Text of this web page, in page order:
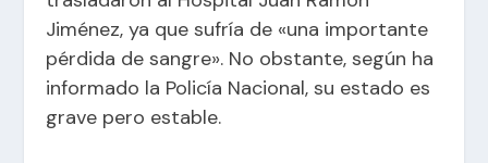
Jiménez, ya que sufría de «una importante
pérdida de sangre». No obstante, según ha
informado la Policía Nacional, su estado es
grave pero estable.